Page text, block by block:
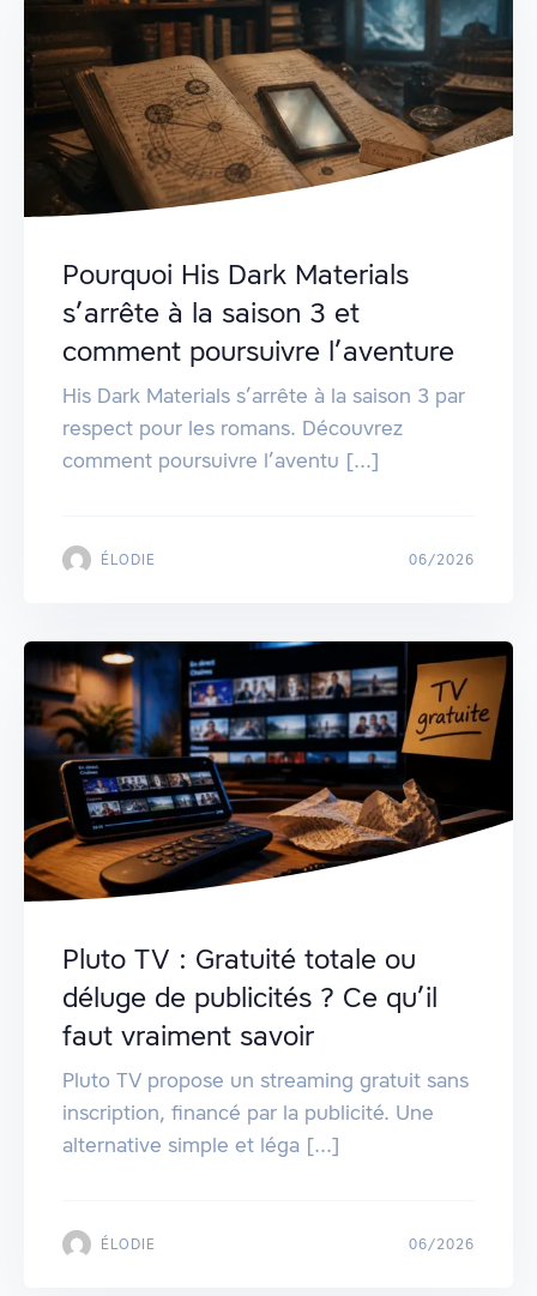
Pourquoi His Dark Materials
s’arrête à la saison 3 et
comment poursuivre l’aventure
His Dark Materials s’arrête à la saison 3 par
respect pour les romans. Découvrez
comment poursuivre l’aventu [...]
ÉLODIE 06/2026
Pluto TV : Gratuité totale ou
déluge de publicités ? Ce qu’il
faut vraiment savoir
Pluto TV propose un streaming gratuit sans
inscription, financé par la publicité. Une
alternative simple et léga [...]
ÉLODIE 06/2026